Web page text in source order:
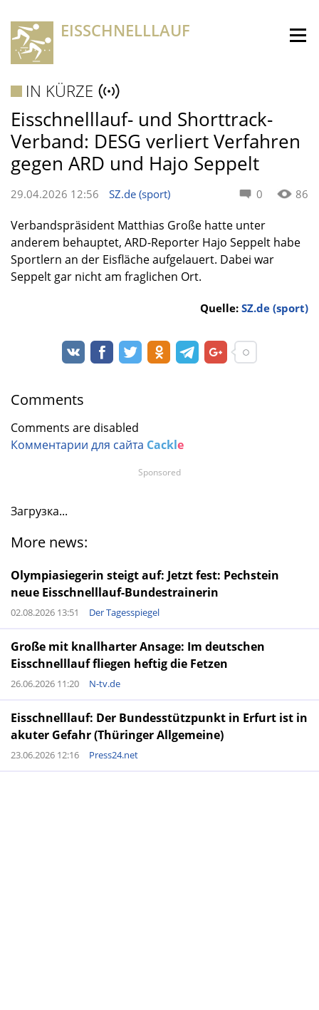
EISSCHNELLLAUF
IN KÜRZE
Eisschnelllauf- und Shorttrack-
Verband: DESG verliert Verfahren
gegen ARD und Hajo Seppelt
0 86
29.04.2026 12:56 SZ.de (sport)
Verbandspräsident Matthias Große hatte unter
anderem behauptet, ARD-Reporter Hajo Seppelt habe
Sportlern an der Eisfläche aufgelauert. Dabei war
Seppelt gar nicht am fraglichen Ort.
Quelle: SZ.de (sport)
Comments
Comments are disabled
Комментарии для сайта Cackle
Загрузка...
More news:
Olympiasiegerin steigt auf: Jetzt fest: Pechstein
neue Eisschnelllauf-Bundestrainerin
02.08.2026 13:51 Der Tagesspiegel
Große mit knallharter Ansage: Im deutschen
Eisschnelllauf fliegen heftig die Fetzen
26.06.2026 11:20 N-tv.de
Eisschnelllauf: Der Bundesstützpunkt in Erfurt ist in
akuter Gefahr (Thüringer Allgemeine)
23.06.2026 12:16 Press24.net
Sponsored